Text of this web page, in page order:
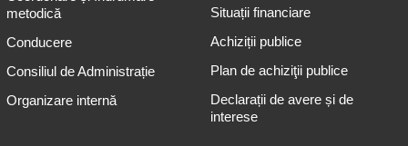
metodică
Conducere
Consiliul de Administrație
Organizare internă
Situații financiare
Achiziții publice
Plan de achiziţii publice
Declarații de avere și de
interese